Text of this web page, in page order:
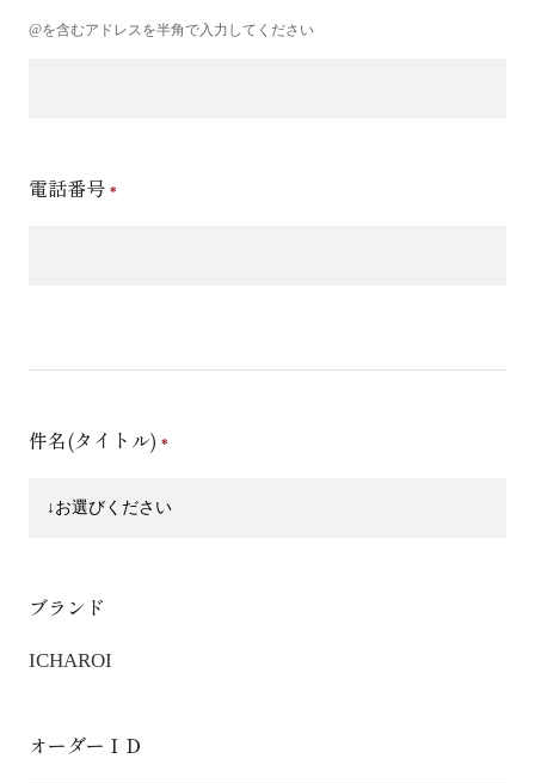
@を含むアドレスを半角で入力してください
電話番号
件名(タイトル)
ブランド
ICHAROI
オーダーＩＤ